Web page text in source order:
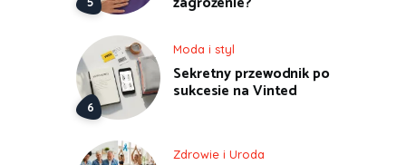
Moda i styl
Sekretny przewodnik po
sukcesie na Vinted
Zdrowie i Uroda